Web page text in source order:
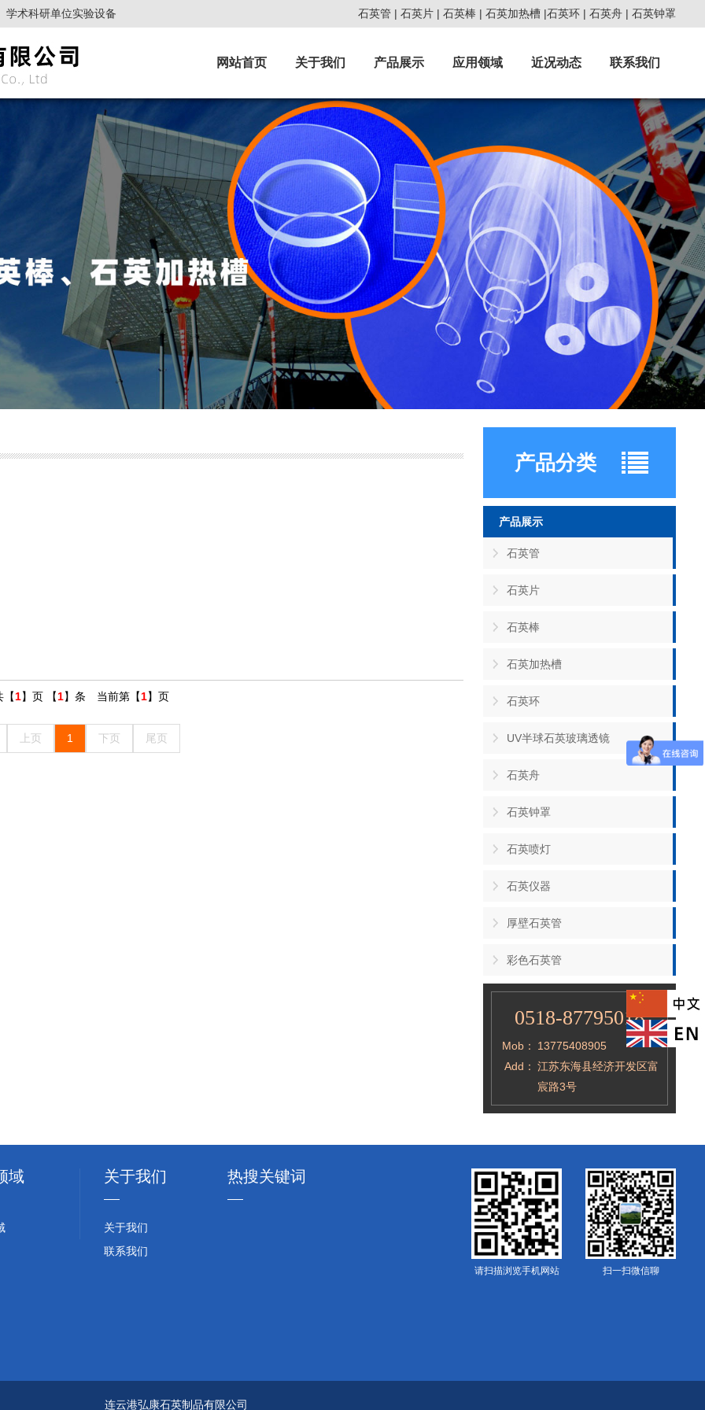
学术科研单位实验设备 石英管 | 石英片 | 石英棒 | 石英加热槽 |石英环 | 石英舟 | 石英钟罩
网站首页 关于我们 产品展示 应用领域 近况动态 联系我们
【1】页 【1】条 当前第【1】页
上页 1 下页 尾页
产品分类
产品展示
石英管
石英片
石英棒
石英加热槽
石英环
UV半球石英玻璃透镜
石英舟
石英钟罩
石英喷灯
石英仪器
厚壁石英管
彩色石英管
0518-87795018
Mob：
13775408905
Add： 江苏东海县经济开发区富
宸路3号
域 关于我们
关于我们
联系我们
热搜关键词
请扫描浏览手机网站 扫一扫微信聊
连云港弘康石英制品有限公司